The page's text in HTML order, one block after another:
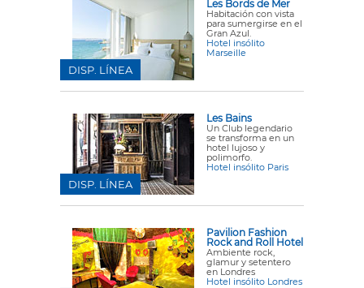
Les Bords de Mer
Habitación con vista
para sumergirse en el
Gran Azul.
Hotel insólito
Marseille
DISP. LÍNEA
Les Bains
Un Club legendario
se transforma en un
hotel lujoso y
polimorfo.
Hotel insólito Paris
DISP. LÍNEA
Pavilion Fashion
Rock and Roll Hotel
Ambiente rock,
glamur y setentero
en Londres
Hotel insólito Londres